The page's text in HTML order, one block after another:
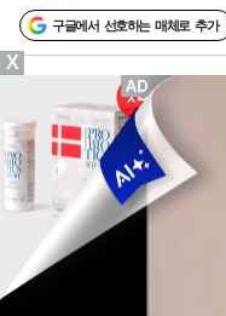
구글에서 선호하는 매체로 추가
X